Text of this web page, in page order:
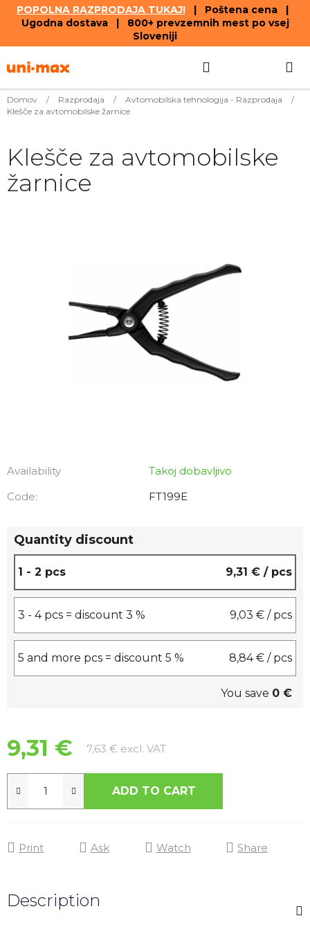
POPOLNA RAZPRODAJA TUKAJ!| Poštena cena |
Ugodna dostava | 800+ prevzemnih mest po vsej
Sloveniji
to
Domov / Razprodaja / Avtomobilska tehnologija - Razprodaja
/
Klešče za avtomobilske žarnice
Availability
Takoj dobavljivo
Code:
FT199E
Quantity discount
1 - 2 pcs 9,31 € / pcs
3 - 4 pcs = discount 3 % 9,03 € / pcs
5 and more pcs = discount 5 % 8,84 € / pcs
You save 0 €
9,31 € 7,63 € excl. VATMeasure price:
ADD TO CART
Print Ask Watch Share
Klešče za avtomobilske
žarnice
Description